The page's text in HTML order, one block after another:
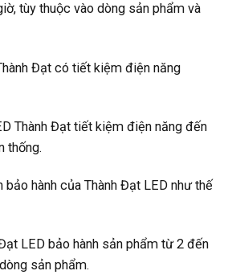
tùy thuộc vào dòng sản phẩm và
Đạt có tiết kiệm điện năng
Thành Đạt tiết kiệm điện năng đến
thống.
bảo hành của Thành Đạt LED như thế
LED bảo hành sản phẩm từ 2 đến
sản phẩm.